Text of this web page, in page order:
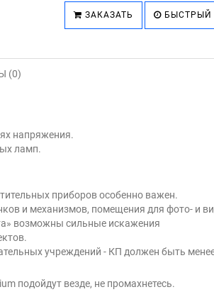
ЗАКАЗАТЬ БЫСТРЫЙ
(0)
напряжения.
ламп.
приборов особенно важен.
и механизмов, помещения для фото- и
возможны сильные искажения
учреждений - КП должен быть
подойдут везде, не промахнетесь.